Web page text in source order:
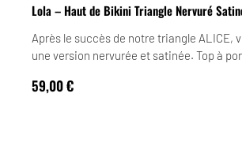
Lola – Haut de Bikini Triangle Nervuré
Après le succès de notre triangle ALICE,
une version nervurée et satinée. Top à
59,00€